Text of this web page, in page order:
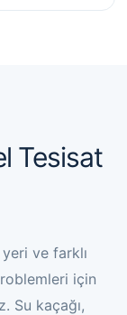
Tesisat
ve farklı
için
Su kaçağı,